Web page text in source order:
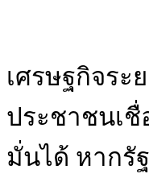
การที่นา
เศรษฐกิจระ
ประชาชนเ
มั่นได้ หากรั